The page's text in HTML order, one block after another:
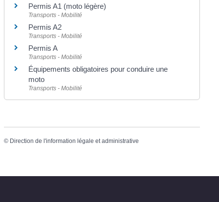
Permis A1 (moto légère)
Transports - Mobilité
Permis A2
Transports - Mobilité
Permis A
Transports - Mobilité
Équipements obligatoires pour conduire une
moto
Transports - Mobilité
© Direction de l'information légale et administrative